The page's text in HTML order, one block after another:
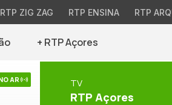
RTP ZIG ZAG RTP ENSINA RTP
+ RTP Açores
AR TV
RTP Açores